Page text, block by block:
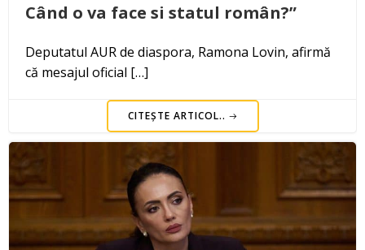
Când o va face si statul român?”
Deputatul AUR de diaspora, Ramona Lovin, afirmă
că mesajul oficial […]
CITEȘTE ARTICOL..